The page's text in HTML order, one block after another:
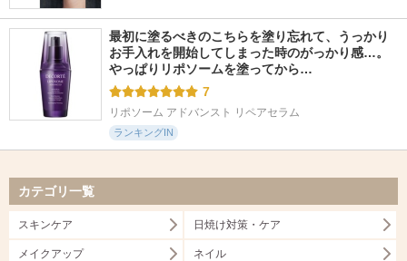
最初に塗るべきのこちらを塗り忘れて、うっかり
お手入れを開始してしまった時のがっかり感…。
やっぱりリポソームを塗ってから…
7
リポソーム アドバンスト リペアセラム
ランキングIN
カテゴリ一覧
スキンケア 日焼け対策・ケア
メイクアップ ネイル